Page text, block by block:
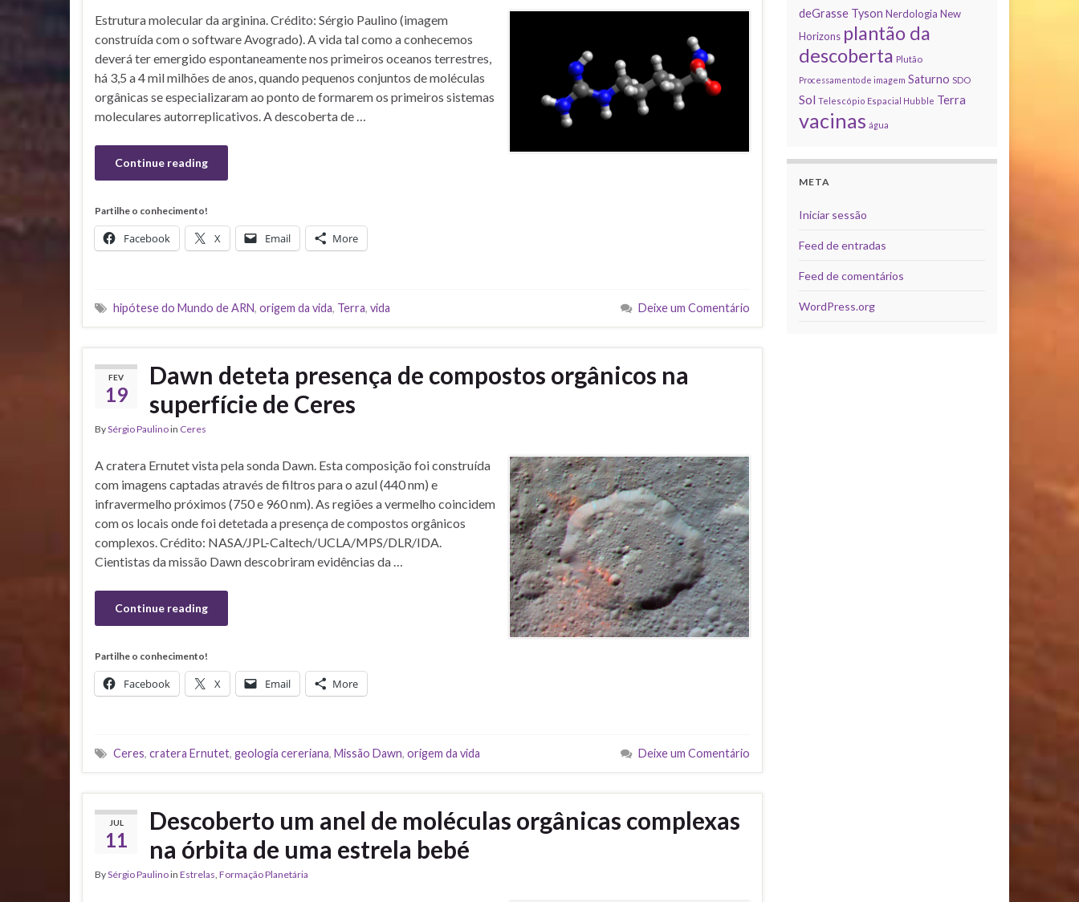
Estrutura molecular da arginina. Crédito: Sérgio Paulino (imagem
construída com o software Avogrado). A vida tal como a conhecemos
deverá ter emergido espontaneamente nos primeiros oceanos terrestres,
há 3,5 a 4 mil milhões de anos, quando pequenos conjuntos de moléculas
orgânicas se especializaram ao ponto de formarem os primeiros sistemas
moleculares autorreplicativos. A descoberta de …
Continue reading
Partilhe o conhecimento!
Facebook X Email More
hipótese do Mundo de ARN, origem da vida, Terra, vida Deixe um Comentário
FEV
19
Dawn deteta presença de compostos orgânicos na
superfície de Ceres
BySérgio Paulinoin Ceres
A cratera Ernutet vista pela sonda Dawn. Esta composição foi construída
com imagens captadas através de filtros para o azul (440 nm) e
infravermelho próximos (750 e 960 nm). As regiões a vermelho coincidem
com os locais onde foi detetada a presença de compostos orgânicos
complexos. Crédito: NASA/JPL-Caltech/UCLA/MPS/DLR/IDA.
Cientistas da missão Dawn descobriram evidências da …
Continue reading
Partilhe o conhecimento!
Facebook X Email More
Ceres, cratera Ernutet, geologia cereriana, Missão Dawn, origem da vida Deixe um Comentário
JUL
11
Descoberto um anel de moléculas orgânicas complexas
na órbita de uma estrela bebé
BySérgio Paulinoin Estrelas, Formação Planetária
deGrasse Tyson Nerdologia New
Horizons plantão da
descoberta Plutão
Processamento de imagem Saturno SDO
Sol Telescópio Espacial Hubble Terra
vacinas água
META
Iniciar sessão
Feed de entradas
Feed de comentários
WordPress.org